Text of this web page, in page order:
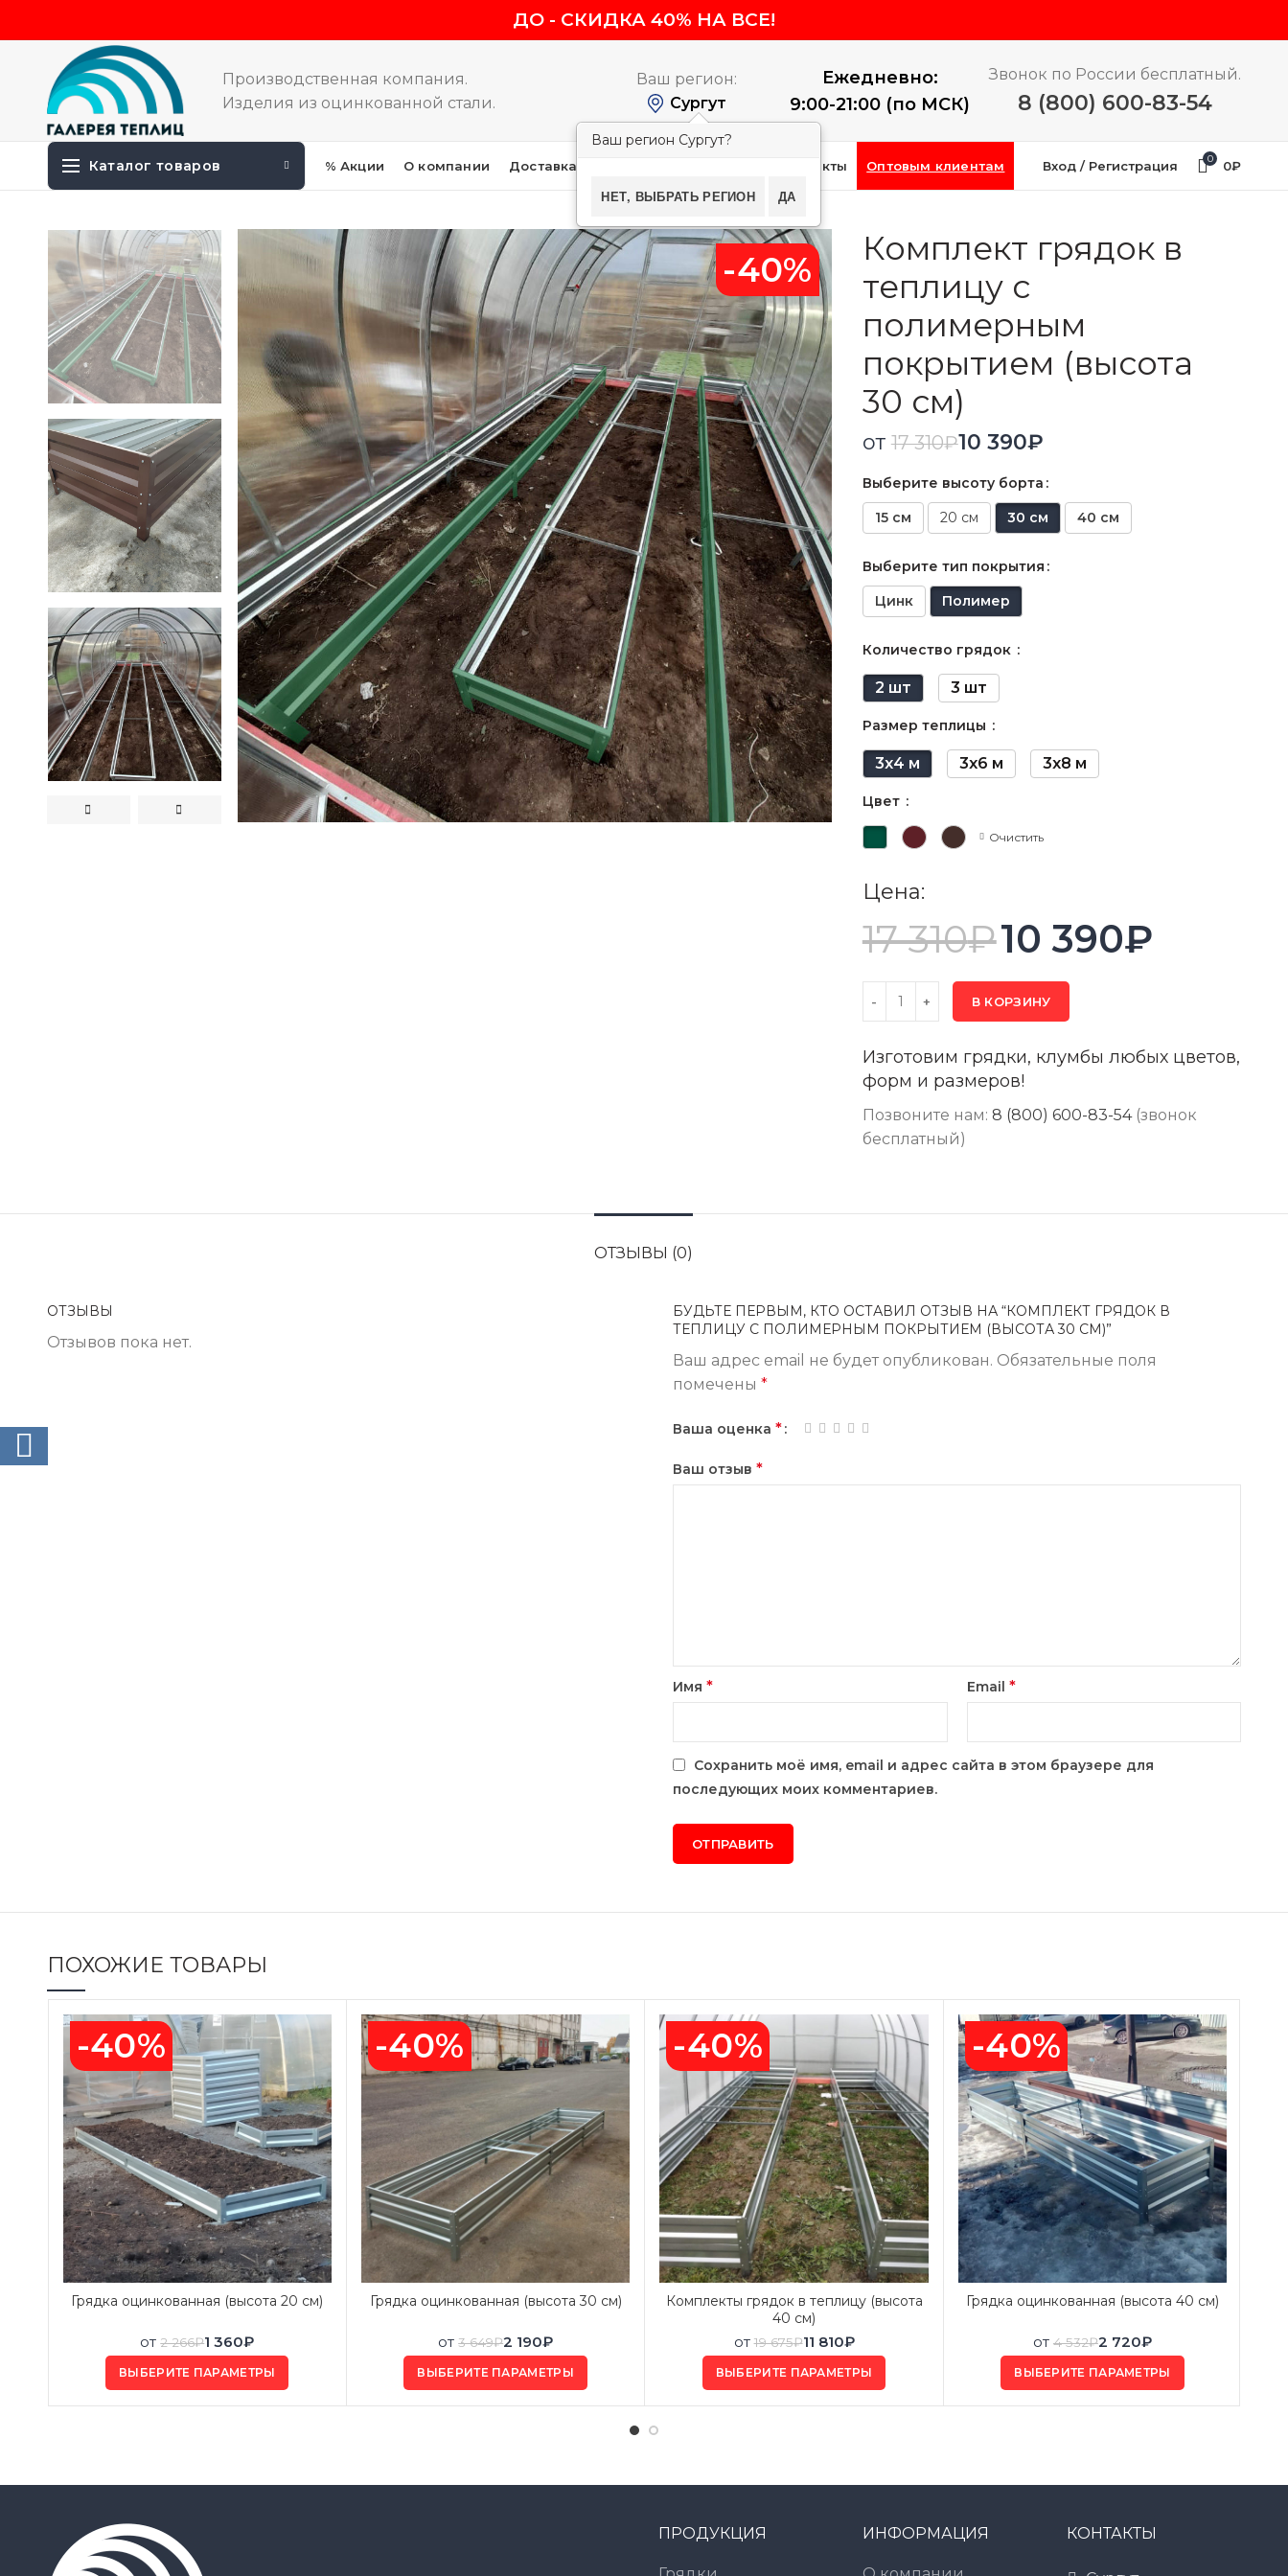
ДО - СКИДКА 40% НА ВСЕ!
Производственная компания.
Изделия из оцинкованной стали.
Ваш регион:
Сургут
Ваш регион Сургут?
НЕТ, ВЫБРАТЬ РЕГИОН ДА
Ежедневно:
9:00-21:00 (по МСК)
Звонок по России бесплатный.
8 (800) 600-83-54
Каталог товаров % Акции О компании Доставка и оплата Контакты Оптовым клиентам Вход / Регистрация 0 0₽
-40%
Комплект грядок в
теплицу с
полимерным
покрытием (высота
30 см)
от 17 310₽10 390₽
Выберите высоту борта
15 см
20 см 30 см 40 см
Выберите тип покрытия
Цинк
Полимер
Количество грядок
2 шт 3 шт
Размер теплицы
3х4 м 3х6 м 3х8 м
Цвет
Очистить
Цена:
17 310₽10 390₽
В КОРЗИНУ
Изготовим грядки, клумбы любых цветов,
форм и размеров!
Позвоните нам: 8 (800) 600-83-54(звонок
бесплатный)
ОТЗЫВЫ (0)
ОТЗЫВЫ
Отзывов пока нет.
БУДЬТЕ ПЕРВЫМ, КТО ОСТАВИЛ ОТЗЫВ НА “КОМПЛЕКТ ГРЯДОК В
ТЕПЛИЦУ С ПОЛИМЕРНЫМ ПОКРЫТИЕМ (ВЫСОТА 30 СМ)”
Ваш адрес email не будет опубликован. Обязательные поля
помечены *
Ваша оценка *
Ваш отзыв *
Имя * Email *
Сохранить моё имя, email и адрес сайта в этом браузере для
последующих моих комментариев.
ПОХОЖИЕ ТОВАРЫ
-40%
Грядка оцинкованная (высота 20 см)
от 2 266₽1 360₽
ВЫБЕРИТЕ ПАРАМЕТРЫ
-40%
Грядка оцинкованная (высота 30 см)
от 3 649₽2 190₽
ВЫБЕРИТЕ ПАРАМЕТРЫ
-40%
Комплекты грядок в теплицу (высота
40 см)
от 19 675₽11 810₽
ВЫБЕРИТЕ ПАРАМЕТРЫ
-40%
Грядка оцинкованная (высота 40 см)
от 4 532₽2 720₽
ВЫБЕРИТЕ ПАРАМЕТРЫ
ПРОДУКЦИЯ ИНФОРМАЦИЯ КОНТАКТЫ